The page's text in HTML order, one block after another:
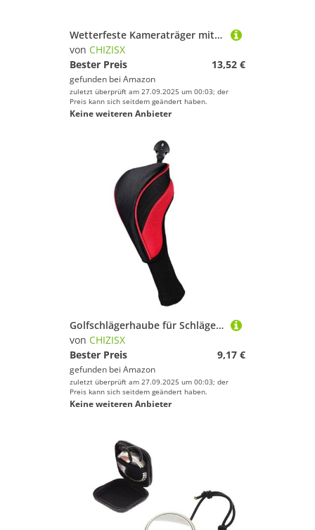
Wetterfeste Kameraträger mit stoßfester Struktur, atmungsaktive Polsterung, bequem für MS300 Druck, tragbare Reisetasche, Schwarz
von CHIZISX
Bester Preis
13,52 €
gefunden bei Amazon
zuletzt überprüft am 27.09.2025 um 00:03; der
Preis kann sich seitdem geändert haben.
Keine weiteren Anbieter
Golfschlägerhaube für Schläger aus Eisen, Schutzabdeckung für Putter, Putter
von CHIZISX
Bester Preis
9,17 €
gefunden bei Amazon
zuletzt überprüft am 27.09.2025 um 00:03; der
Preis kann sich seitdem geändert haben.
Keine weiteren Anbieter